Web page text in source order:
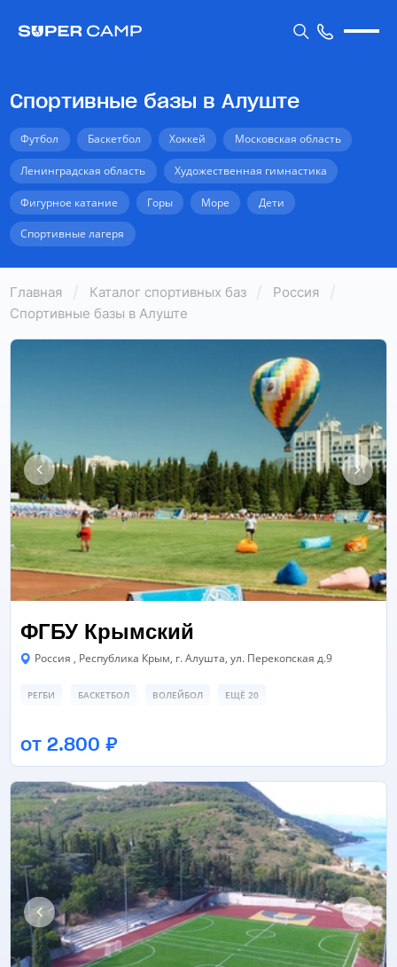
Спортивные базы в Алуште
Футбол Баскетбол Хоккей Московская область
Ленинградская область Художественная гимнастика
Фигурное катание Горы Море Дети
Спортивные лагеря
Главная Каталог спортивных баз
Россия
Спортивные базы в Алуште
ФГБУ Крымский
Россия , Республика Крым, г. Алушта, ул. Перекопская д.9
РЕГБИ БАСКЕТБОЛ ВОЛЕЙБОЛ ЕЩЁ 20
ФУТБОЛЬНЫЙ СТАДИОН
от 2.800 ₽